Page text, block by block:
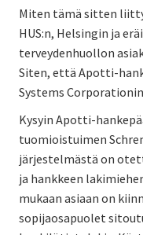
Miten tämä sitten
HUS:n, Helsingin ja
terveydenhuollon
Siten, että Apotti-
Systems
Kysyin Apotti-
tuomioistuimen
järjestelmästä on
ja hankkeen
mukaan asiaan on
sopijaosapuolet